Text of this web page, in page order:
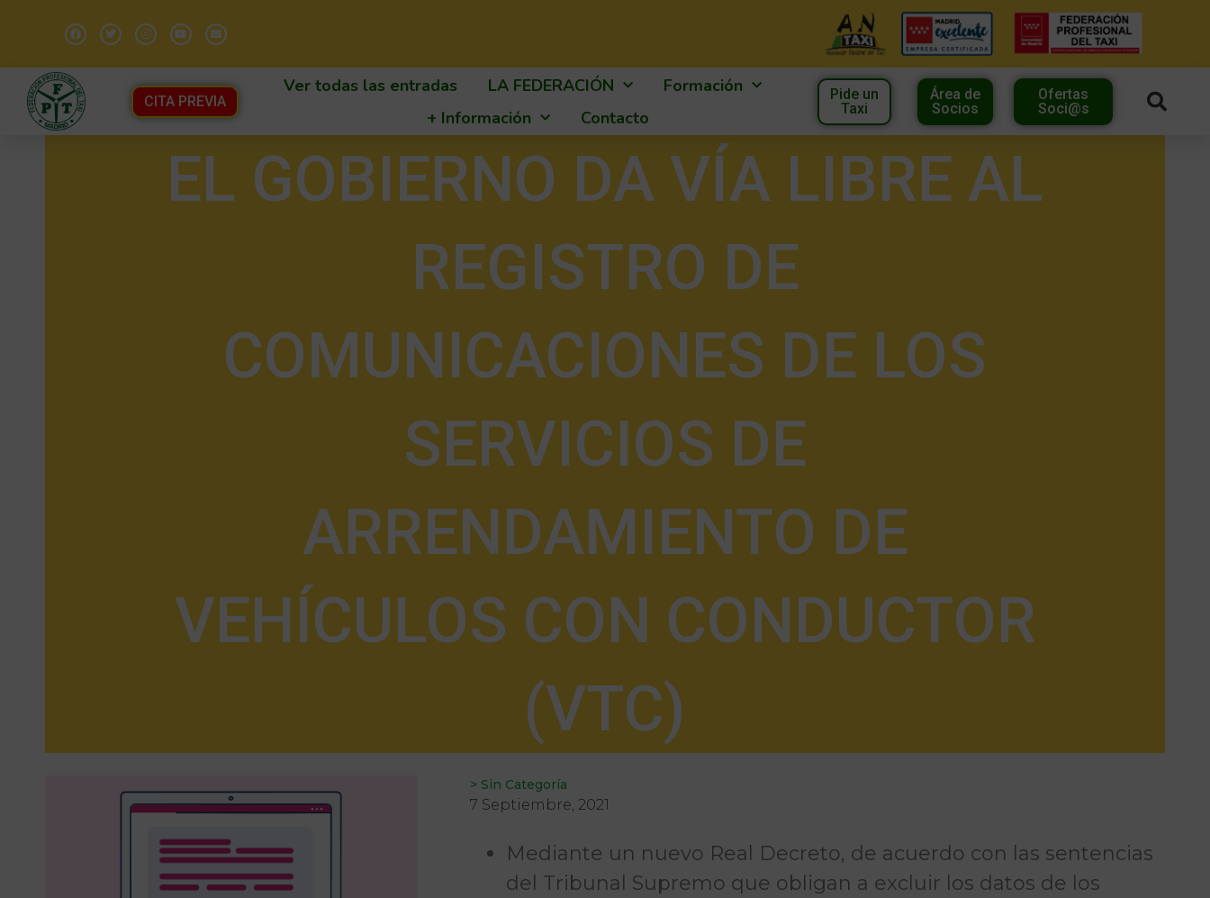
CITA PREVIA
Ver todas las entradas LA FEDERACIÓN
Formación
+ Información
Contacto
Pide un
Taxi
Área de
Socios
Ofertas
Soci@s
EL GOBIERNO DA VÍA LIBRE AL
REGISTRO DE
COMUNICACIONES DE LOS
SERVICIOS DE
ARRENDAMIENTO DE
VEHÍCULOS CON CONDUCTOR
(VTC)
> Sin Categoría
7 Septiembre, 2021
Mediante un nuevo Real Decreto, de acuerdo con las sentencias
del Tribunal Supremo que obligan a excluir los datos de los